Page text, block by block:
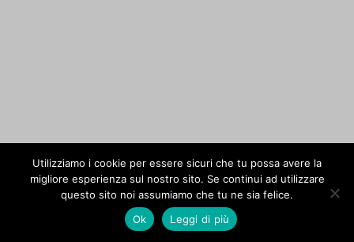
Utilizziamo i cookie per essere sicuri che tu possa avere la
migliore esperienza sul nostro sito. Se continui ad utilizzare
questo sito noi assumiamo che tu ne sia felice.
Ok
Leggi di più